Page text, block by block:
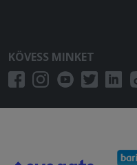
KÖVESS MINKET